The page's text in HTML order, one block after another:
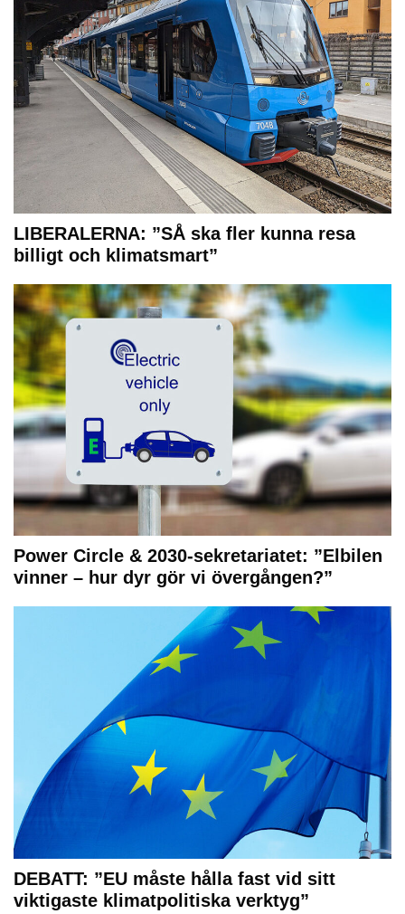
LIBERALERNA: ”SÅ ska fler kunna resa
billigt och klimatsmart”
Power Circle & 2030-sekretariatet: ”Elbilen
vinner – hur dyr gör vi övergången?”
DEBATT: ”EU måste hålla fast vid sitt
viktigaste klimatpolitiska verktyg”